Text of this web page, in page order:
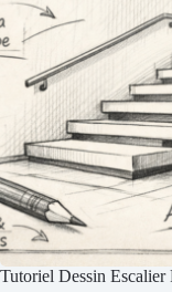
Tutoriel Dessin Escalier